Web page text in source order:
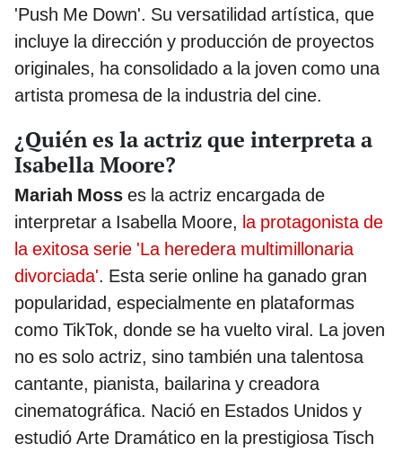
'Push Me Down'. Su versatilidad artística, que
incluye la dirección y producción de proyectos
originales, ha consolidado a la joven como una
artista promesa de la industria del cine.
¿Quién es la actriz que interpreta a
Isabella Moore?
Mariah Moss es la actriz encargada de
interpretar a Isabella Moore, la protagonista de
la exitosa serie 'La heredera multimillonaria
divorciada'. Esta serie online ha ganado gran
popularidad, especialmente en plataformas
como TikTok, donde se ha vuelto viral. La joven
no es solo actriz, sino también una talentosa
cantante, pianista, bailarina y creadora
cinematográfica. Nació en Estados Unidos y
estudió Arte Dramático en la prestigiosa Tisch